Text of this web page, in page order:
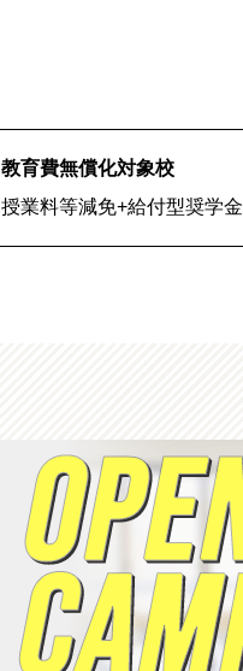
教育費無償化対象校
授業料等減免+給付型奨学金